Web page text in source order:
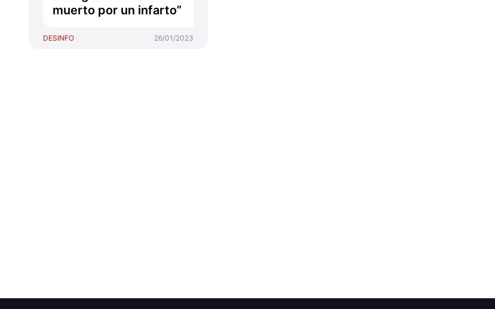
muerto por un infarto”
DESINFO 26/01/2023